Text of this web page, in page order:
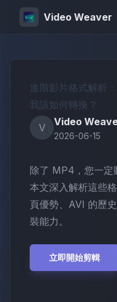
Video Weaver
進階影片格式解析
我該如何轉換？
V
Video
2026-06-15
除了 MP4，您一定
本文深入解析這些
頁優勢、AVI 的歷
裝能力。
立即開始剪輯